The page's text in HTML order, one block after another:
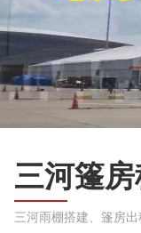
三河篷
三河雨棚搭建、篷房